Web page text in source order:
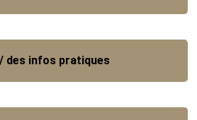
des infos pratiques